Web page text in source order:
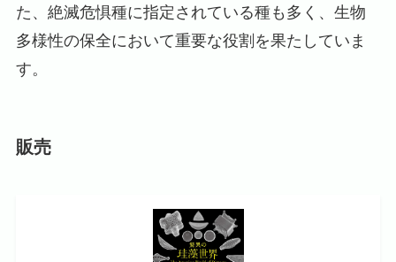
た、絶滅危惧種に指定されている種も多く、生物
多様性の保全において重要な役割を果たしていま
す。
販売